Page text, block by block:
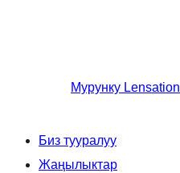
Мурунку Lensation
Биз тууралуу
Жаңылыктар